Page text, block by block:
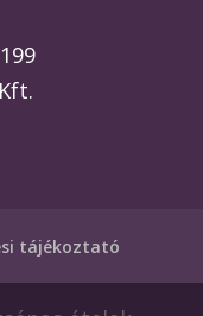
tájékoztató